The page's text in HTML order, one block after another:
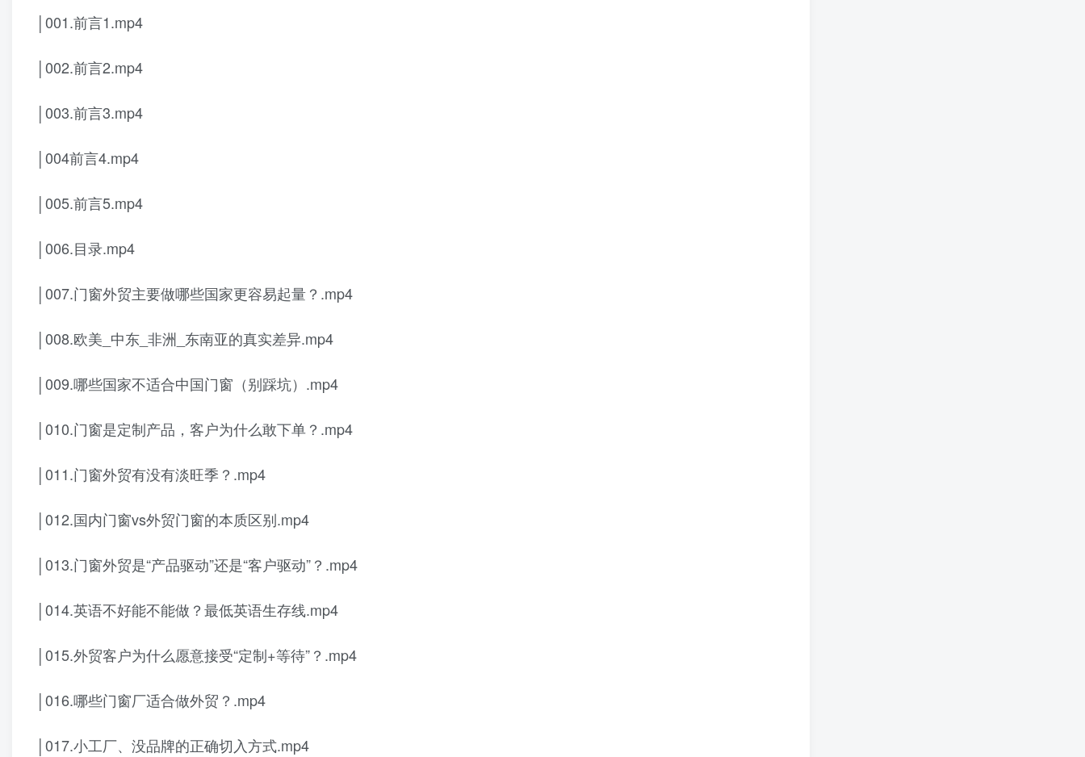
│001.前言1.mp4
│002.前言2.mp4
│003.前言3.mp4
│004前言4.mp4
│005.前言5.mp4
│006.目录.mp4
│007.门窗外贸主要做哪些国家更容易起量？.mp4
│008.欧美_中东_非洲_东南亚的真实差异.mp4
│009.哪些国家不适合中国门窗（别踩坑）.mp4
│010.门窗是定制产品，客户为什么敢下单？.mp4
│011.门窗外贸有没有淡旺季？.mp4
│012.国内门窗vs外贸门窗的本质区别.mp4
│013.门窗外贸是“产品驱动”还是“客户驱动”？.mp4
│014.英语不好能不能做？最低英语生存线.mp4
│015.外贸客户为什么愿意接受“定制+等待”？.mp4
│016.哪些门窗厂适合做外贸？.mp4
│017.小工厂、没品牌的正确切入方式.mp4